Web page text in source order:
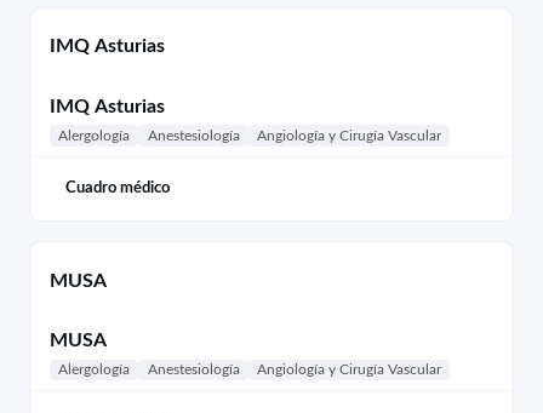
IMQ Asturias
IMQ Asturias
Alergología Anestesiología Angiología y Cirugía Vascular
Cuadro médico
MUSA
MUSA
Alergología Anestesiología Angiología y Cirugía Vascular